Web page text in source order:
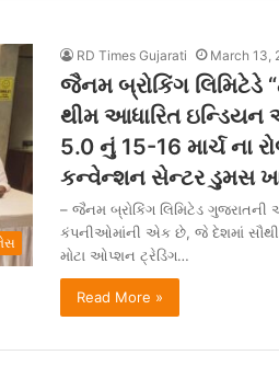
RD Times Gujarati March 13,
જૈનમ બ્રોકિંગ લિમિટેડે
થીમ આધારિત
5.0 નું 15-16 માર્ચ ના
કન્વેન્શન સેન્ટર ડુમસ
– જૈનમ બ્રોકિંગ લિમિટેડ ગુજરાતની
કંપનીઓમાંની એક છે, જે દેશમાં સૌથી
મોટા ઓપ્શન ટ્રેડિંગ…
Read More »